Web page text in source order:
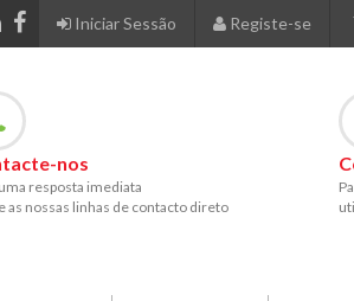
Registe-se
Iniciar Sessão
nos
resposta imediata
as nossas linhas de contacto direto